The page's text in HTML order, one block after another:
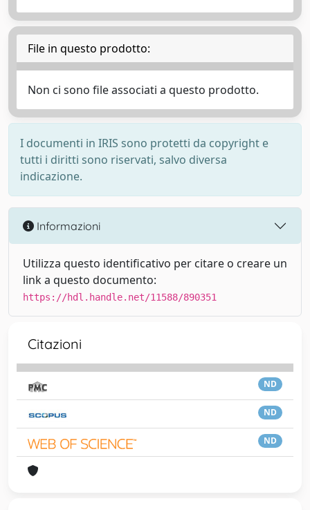
File in questo prodotto:
Non ci sono file associati a questo prodotto.
I documenti in IRIS sono protetti da copyright e
tutti i diritti sono riservati, salvo diversa
indicazione.
Informazioni
Utilizza questo identificativo per citare o creare un
link a questo documento:
https://hdl.handle.net/11588/890351
Citazioni
ND
ND
ND